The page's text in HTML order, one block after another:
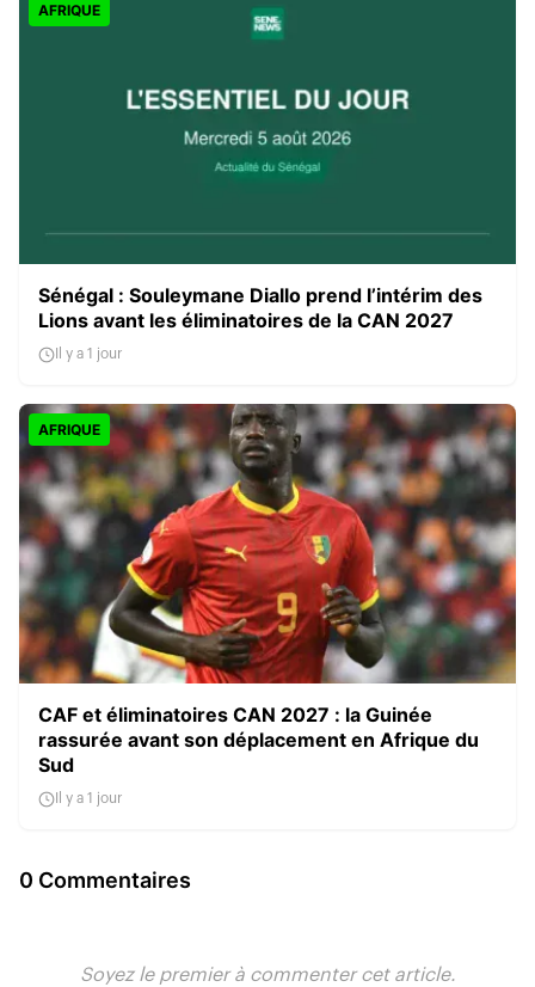
AFRIQUE
Sénégal : Souleymane Diallo prend l’intérim des
Lions avant les éliminatoires de la CAN 2027
Il y a 1 jour
AFRIQUE
CAF et éliminatoires CAN 2027 : la Guinée
rassurée avant son déplacement en Afrique du
Sud
Il y a 1 jour
0 Commentaires
Soyez le premier à commenter cet article.